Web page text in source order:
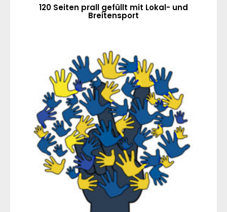
120 Seiten prall gefüllt mit Lokal- und
Breitensport